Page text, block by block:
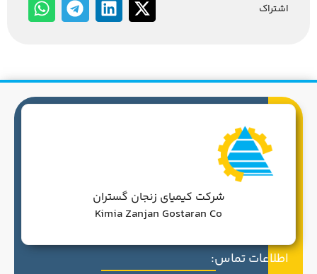
اشتراک
اطلاعات تماس:
شرکت کیمیای زنجان گستران
Kimia Zanjan Gostaran Co